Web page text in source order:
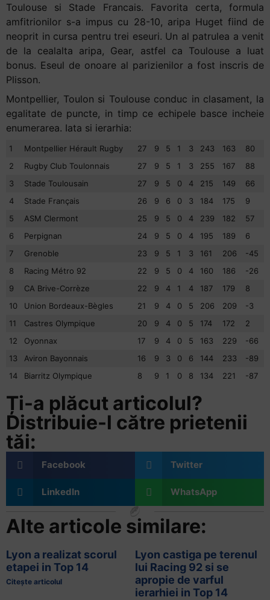
Toulouse si Stade Francais. Favorita certa, formula
amfitrionilor s-a impus cu 28-10, aripa Huget fiind de
neoprit in cursa pentru trei eseuri. Un al patrulea a venit
de la cealalta aripa, Gear, astfel ca Toulouse a luat
bonus. Eseul de onoare al parizienilor a fost inscris de
Plisson.
Montpellier, Toulon si Toulouse conduc in clasament, la
egalitate de puncte, in timp ce echipele basce incheie
enumerarea. Iata si ierarhia:
1 Montpellier Hérault Rugby 27 9 5 1 3 243 163
80
2
Rugby Club Toulonnais 27 9 5 1 3 255 167
88
3
Stade Toulousain 27 9 5 0 4 215 149
66
4
Stade Français 26 9 6 0 3 184 175
9
5
ASM Clermont 25 9 5 0 4 239 182
57
6
Perpignan 24 9 5 0 4 195 189
6
7
Grenoble 23 9 5 1 3 161 206
-45
8
Racing Métro 92 22 9 5 0 4 160 186
-26
9
CA Brive-Corrèze 22 9 4 1 4 187 179
8
10
Union Bordeaux-Bègles 21 9 4 0 5 206 209
-3
11
Castres Olympique 20 9 4 0 5 174 172
2
12
Oyonnax 17 9 4 0 5 163 229
-66
13
Aviron Bayonnais 16 9 3 0 6 144 233
-89
14
Biarritz Olympique 8 9 1 0 8 134 221 -87
Ți-a plăcut articolul?
Distribuie-l către prietenii
tăi:
Facebook Twitter
LinkedIn WhatsApp
Alte articole similare:
Lyon a realizat scorul
etapei in Top 14
Citește articolul
Lyon castiga pe terenul
lui Racing 92 si se
apropie de varful
ierarhiei in Top 14